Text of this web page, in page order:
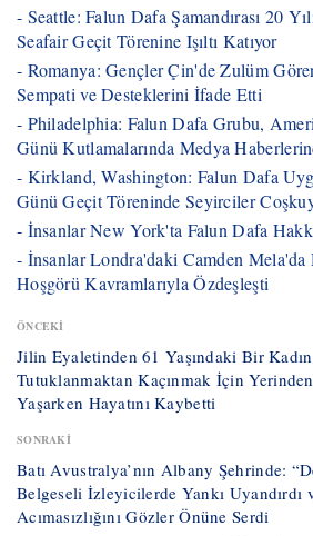
- ​Seattle: Falun Dafa Şamandırası 20
Seafair Geçit Törenine Işıltı Katıyor
- Romanya: Gençler Çin'de Zulüm
Sempati ve Desteklerini İfade Etti
- ​Philadelphia: Falun Dafa Grubu,
Günü Kutlamalarında Medya
- ​Kirkland, Washington: Falun Dafa
Günü Geçit Töreninde Seyirciler
- ​İnsanlar New York'ta Falun Dafa
- İnsanlar Londra'daki Camden
Hoşgörü Kavramlarıyla Özdeşleşti
ÖNCEKI
Jilin Eyaletinden 61 Yaşındaki Bir
Tutuklanmaktan Kaçınmak İçin
Yaşarken Hayatını Kaybetti
SONRAKI
Batı Avustralya’nın Albany Şehrinde:
Belgeseli İzleyicilerde Yankı Uyandırdı
Acımasızlığını Gözler Önüne Serdi